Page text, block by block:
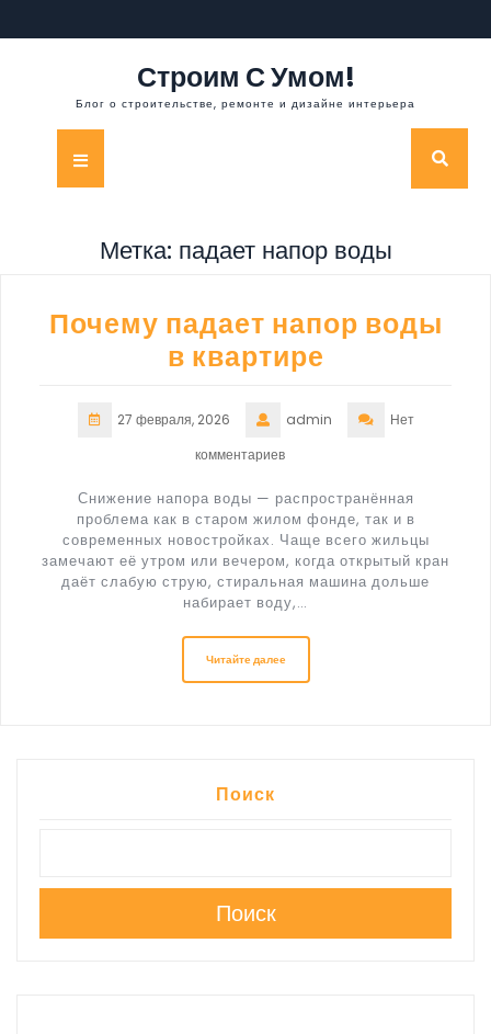
к
Строим С Умом!
Блог о строительстве, ремонте и дизайне интерьера
Кнопка
Метка: падает напор воды
Почему падает напор воды
в квартире
27 февраля, 2026 admin
Нет
комментариев
Снижение напора воды — распространённая
проблема как в старом жилом фонде, так и в
современных новостройках. Чаще всего жильцы
замечают её утром или вечером, когда открытый кран
даёт слабую струю, стиральная машина дольше
набирает воду,…
Читайте далее
Поиск
Поиск